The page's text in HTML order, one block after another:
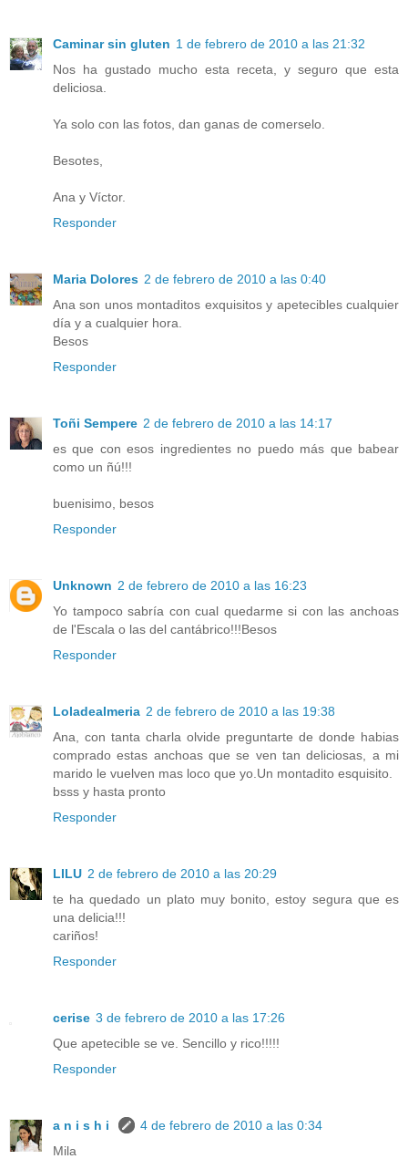
Caminar sin gluten 1 de febrero de 2010 a las 21:32
Nos ha gustado mucho esta receta, y seguro que esta
deliciosa.
Ya solo con las fotos, dan ganas de comerselo.
Besotes,
Ana y Víctor.
Responder
Maria Dolores 2 de febrero de 2010 a las 0:40
Ana son unos montaditos exquisitos y apetecibles cualquier
día y a cualquier hora.
Besos
Responder
Toñi Sempere 2 de febrero de 2010 a las 14:17
es que con esos ingredientes no puedo más que babear
como un ñú!!!
buenisimo, besos
Responder
Unknown 2 de febrero de 2010 a las 16:23
Yo tampoco sabría con cual quedarme si con las anchoas
de l'Escala o las del cantábrico!!!Besos
Responder
Loladealmeria 2 de febrero de 2010 a las 19:38
Ana, con tanta charla olvide preguntarte de donde habias
comprado estas anchoas que se ven tan deliciosas, a mi
marido le vuelven mas loco que yo.Un montadito esquisito.
bsss y hasta pronto
Responder
LILU 2 de febrero de 2010 a las 20:29
te ha quedado un plato muy bonito, estoy segura que es
una delicia!!!
cariños!
Responder
cerise 3 de febrero de 2010 a las 17:26
Que apetecible se ve. Sencillo y rico!!!!!
Responder
a n i s h i
4 de febrero de 2010 a las 0:34
Mila